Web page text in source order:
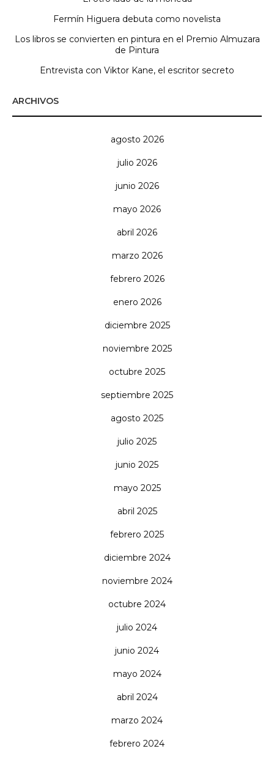
Fermín Higuera debuta como novelista
Los libros se convierten en pintura en el Premio Almuzara
de Pintura
Entrevista con Viktor Kane, el escritor secreto
ARCHIVOS
agosto 2026
julio 2026
junio 2026
mayo 2026
abril 2026
marzo 2026
febrero 2026
enero 2026
diciembre 2025
noviembre 2025
octubre 2025
septiembre 2025
agosto 2025
julio 2025
junio 2025
mayo 2025
abril 2025
febrero 2025
diciembre 2024
noviembre 2024
octubre 2024
julio 2024
junio 2024
mayo 2024
abril 2024
marzo 2024
febrero 2024